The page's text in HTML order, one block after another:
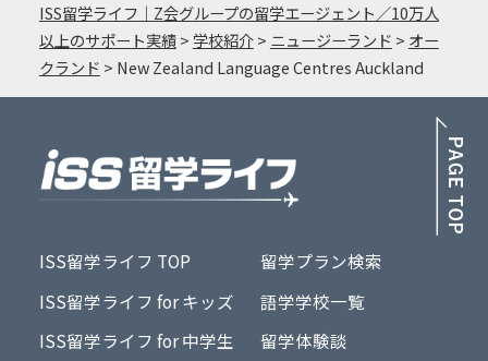
ISS留学ライフ｜Z会グループの留学エージェント／10万人
以上のサポート実績> 学校紹介> ニュージーランド > オー
クランド > New Zealand Language Centres Auckland
ISS留学ライフ TOP
ISS留学ライフ for キッズ
ISS留学ライフ for 中学生
留学プラン検索
語学学校一覧
留学体験談